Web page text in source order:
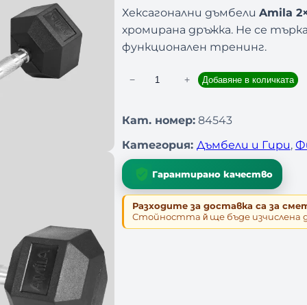
Хексагонални дъмбели Amila
хромирана дръжка. Не се
функционален тренинг.
л
ч
е
с
т
− + Добавяне в количката
Кат. номер: 84543
Категория: Дъмбели и Гири,
Гарантирано качество
Разходите за доставка са за
Стойността й̆ ще бъде изчислена